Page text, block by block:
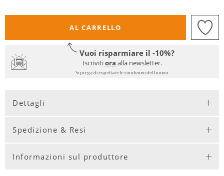
AL CARRELLO
Vuoi risparmiare il -10%?
Iscrivitiora alla newsletter.
Si prega di rispettare le condizioni del buono.
Dettagli
Spedizione & Resi
Informazioni sul produttore